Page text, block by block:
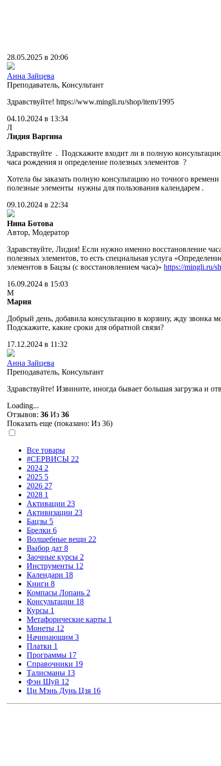
28.05.2025 в 20:06
Анна Зайцева
Преподаватель, Консультант
Здравствуйте! https://www.mingli.ru/shop/item/1995
04.10.2024 в 13:34
Л
Лидия Варгина
Здравствуйте . Подскажите входит ли в полную
часа рождения и определение полезных элементов ?
Хотела бы заказать полную консультацию но точного
полезные элементы нужны для пользования календарем .
09.10.2024 в 22:34
Нина Ботова
Автор, Модератор
Здравствуйте, Лидия! Если нужно именно восстановление
полезных элементов, то есть специальная услуга
элементов в Бацзы (с восстановлением часа)» https://mingli.ru/
16.09.2024 в 15:03
М
Мария
Добрый день, добавила консультацию в корзину, жду звонка
Подскажите, какие сроки для обратной связи?
17.12.2024 в 11:32
Анна Зайцева
Преподаватель, Консультант
Здравствуйте! Извините, иногда бывает большая загрузка и
Loading...
Отзывов: 36 Из 36
Показать еще (показано: Из 36)
Все товары
#СЕРВИСЫ 22
2024 2
2025 5
2026 27
2028 1
Активации 23
Активизации 23
Бацзы 5
Брелки 6
Волшебные вещи 22
Выбор дат 8
Заочные курсы 2
Инструменты 12
Календари 18
Книги 8
Компасы Лопань 2
Консультации 18
Курсы 1
Метафорические карты 1
Монеты 12
Начинающим 3
Платки 1
Программы 17
Справочники 19
Талисманы 13
Фэн Шуй 12
Ци Мэнь Дунь Цзя 16